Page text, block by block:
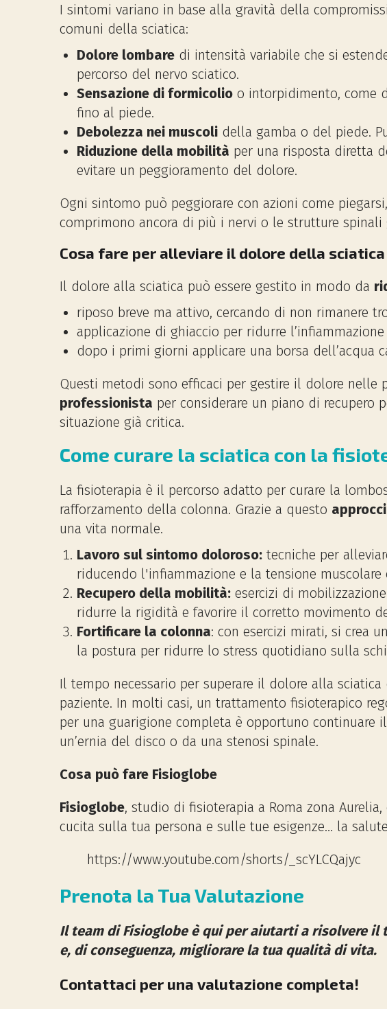
I sintomi variano in base alla gravità della
comuni della sciatica:
Dolore lombare di intensità variabile che si
percorso del nervo sciatico.
Sensazione di formicolio o intorpidimento, come
fino al piede.
Debolezza nei muscoli della gamba o del piede.
Riduzione della mobilità per una risposta diretta
evitare un peggioramento del dolore.
Ogni sintomo può peggiorare con azioni come
comprimono ancora di più i nervi o le strutture spinali
Cosa fare per alleviare il dolore della sciatica
Il dolore alla sciatica può essere gestito in modo da
riposo breve ma attivo, cercando di non rimanere
applicazione di ghiaccio per ridurre
dopo i primi giorni applicare una borsa dell’acqua
Questi metodi sono efficaci per gestire il dolore nelle
professionista per considerare un piano di recupero
situazione già critica.
Come curare la sciatica con la
La fisioterapia è il percorso adatto per curare la
rafforzamento della colonna. Grazie a questo
una vita normale.
Lavoro sul sintomo doloroso: tecniche per
riducendo l'infiammazione e la tensione
Recupero della mobilità: esercizi di
ridurre la rigidità e favorire il corretto movimento
Fortificare la colonna: con esercizi mirati, si crea
la postura per ridurre lo stress quotidiano sulla
Il tempo necessario per superare il dolore alla
paziente. In molti casi, un trattamento fisioterapico
per una guarigione completa è opportuno
un’ernia del disco o da una stenosi spinale.
Cosa può fare Fisioglobe
Fisioglobe, studio di fisioterapia a Roma zona
cucita sulla tua persona e sulle tue esigenze… la
https://www.youtube.com/shorts/_scYLCQajyc
Prenota la Tua Valutazione
Il team di Fisioglobe è qui per aiutarti a risolvere il
e, di conseguenza, migliorare la tua qualità di vita.
Contattaci per una valutazione completa!